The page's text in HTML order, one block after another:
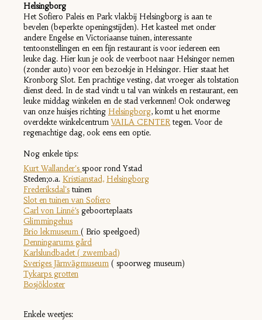
Helsingborg
Het Sofiero Paleis en Park vlakbij Helsingborg is aan te
bevelen (beperkte openingstijden). Het kasteel met onder
andere Engelse en Victoriaanse tuinen, interessante
tentoonstellingen en een fijn restaurant is voor iedereen een
leuke dag. Hier kun je ook de veerboot naar Helsingør nemen
(zonder auto) voor een bezoekje in Helsingør. Hier staat het
Kronborg Slot. Een prachtige vesting, dat vroeger als tolstation
dienst deed. In de stad vindt u tal van winkels en restaurant, een
leuke middag winkelen en de stad verkennen! Ook onderweg
van onze huisjes richting Helsingborg, komt u het enorme
overdekte winkelcentrumVAILA CENTERtegen. Voor de
regenachtige dag, ook eens een optie.
Nog enkele tips:
Kurt Wallander's spoor rond Ystad
Steden;o.a. Kristianstad, Helsingborg
Frederiksdal's tuinen
Slot en tuinen van Sofiero
Carl von Linné’s geboorteplaats
Glimmingehus
Brio lekmuseum ( Brio speelgoed)
Denningarums gård
Karlslundbadet ( zwembad)
Sveriges Järnvägmuseum ( spoorweg museum)
Tykarps grotten
Bosjökloster
Enkele weetjes: